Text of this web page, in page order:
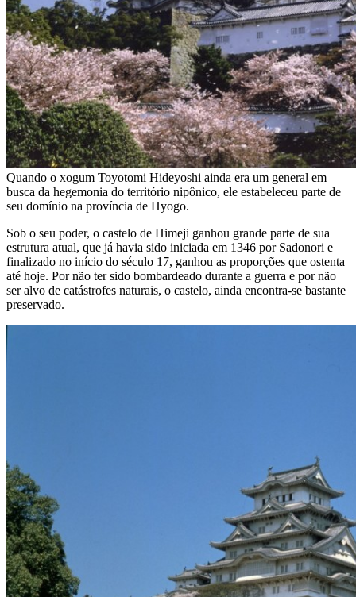
Quando o xogum Toyotomi Hideyoshi ainda era um general em
busca da hegemonia do território nipônico, ele estabeleceu parte de
seu domínio na província de Hyogo.
Sob o seu poder, o castelo de Himeji ganhou grande parte de sua
estrutura atual, que já havia sido iniciada em 1346 por Sadonori e
finalizado no início do século 17, ganhou as proporções que ostenta
até hoje. Por não ter sido bombardeado durante a guerra e por não
ser alvo de catástrofes naturais, o castelo, ainda encontra-se bastante
preservado.